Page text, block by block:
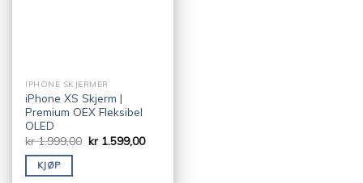
IPHONE SKJERMER
iPhone XS Skjerm |
Premium OEX Fleksibel
OLED
kr1.999,00 kr1.599,00
KJØP